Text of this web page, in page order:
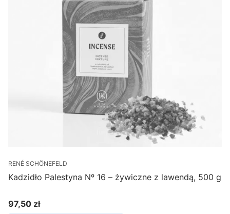
RENÉ SCHÖNEFELD
Kadzidło Palestyna Nº 16 – żywiczne z lawendą, 500 g
Cena
97,50 zł